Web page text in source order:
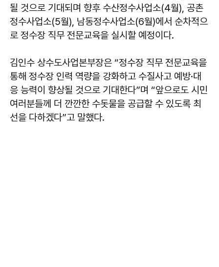
될 것으로 기대되며 향후 수산정수사업소(4월), 공촌
정수사업소(5월), 남동정수사업소(6월)에서 순차적으
로 정수장 직무 전문교육을 실시할 예정이다.
김인수 상수도사업본부장은 “정수장 직무 전문교육을
통해 정수장 인력 역량을 강화하고 수질사고 예방·대
응 능력이 향상될 것으로 기대한다”며 “앞으로도 시민
여러분들께 더 깐깐한 수돗물을 공급할 수 있도록 최
선을 다하겠다”고 말했다.